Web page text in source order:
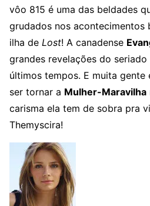
vôo 815 é uma das beldades
grudados nos acontecimentos
ilha de Lost! A canadense
grandes revelações do
últimos tempos. E muita gente
ser tornar a Mulher-Maravilha
carisma ela tem de sobra pra
Themyscira!